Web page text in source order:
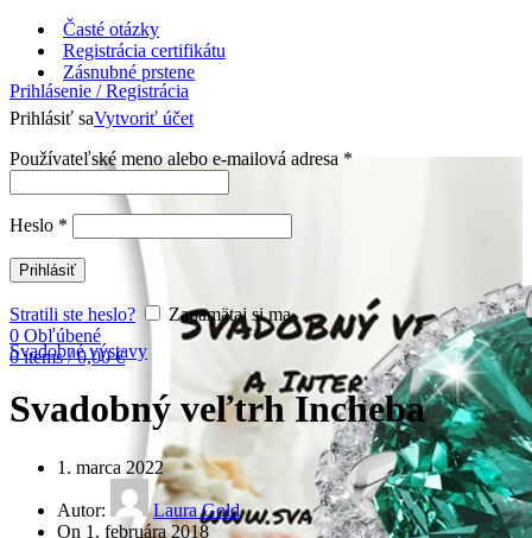
Časté otázky
Registrácia certifikátu
Prihlásenie / Registrácia
Prihlásiť saVytvoriť účet
Používateľské meno alebo e-mailová adresa *
Heslo *
Prihlásiť
Stratili ste heslo?
Zapamätaj si ma
0 Obľúbené
0items / 0,00€
Zásnubné prstene
Svadobné výstavy
Svadobný veľtrh Incheba
1. marca 2022
Autor:
Laura Gold
On 1. februára 2018